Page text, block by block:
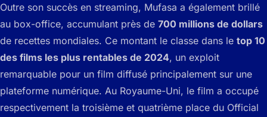
Outre son succès en streaming, Mufasa a également brillé
au box-office, accumulant près de 700 millions de dollars
de recettes mondiales. Ce montant le classe dans le top 10
des films les plus rentables de 2024, un exploit
remarquable pour un film diffusé principalement sur une
plateforme numérique. Au Royaume-Uni, le film a occupé
respectivement la troisième et quatrième place du Official